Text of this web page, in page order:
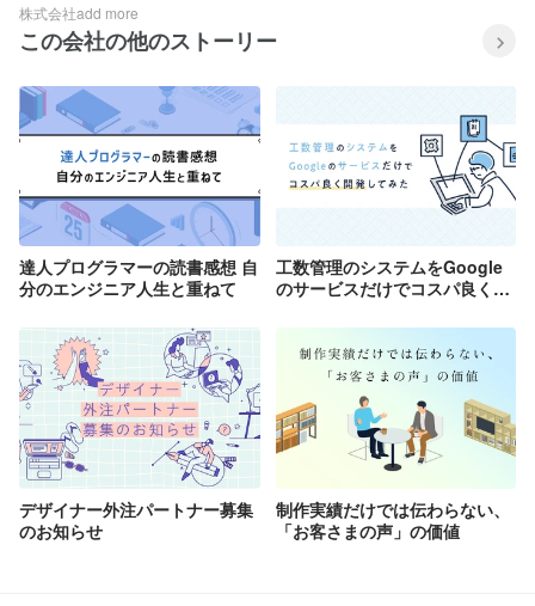
株式会社add more
この会社の他のストーリー
達人プログラマーの読書感想 自
分のエンジニア人生と重ねて
工数管理のシステムをGoogle
のサービスだけでコスパ良く開
デザイナー外注パートナー募集
のお知らせ
制作実績だけでは伝わらない、
「お客さまの声」の価値